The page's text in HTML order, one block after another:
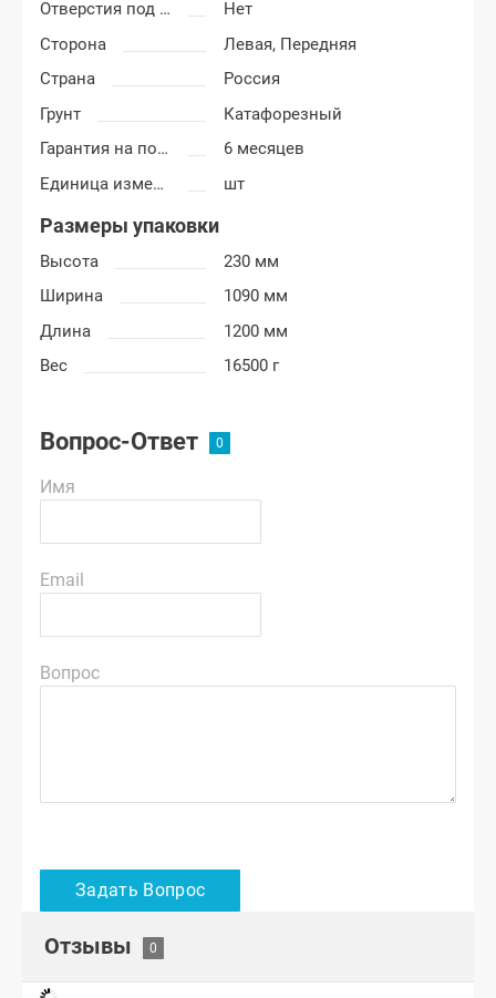
Отверстия под молдинг
Нет
Сторона
Левая, Передняя
Страна
Россия
Грунт
Катафорезный
Гарантия на покраску
6 месяцев
Единица измерения
шт
Размеры упаковки
Высота
230 мм
Ширина
1090 мм
Длина
1200 мм
Вес
16500 г
Вопрос-Ответ
Имя
Email
Вопрос
Отзывы